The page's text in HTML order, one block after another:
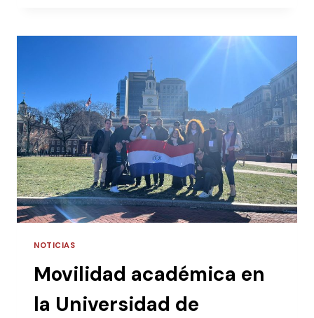
NOTICIAS
Movilidad académica en
la Universidad de